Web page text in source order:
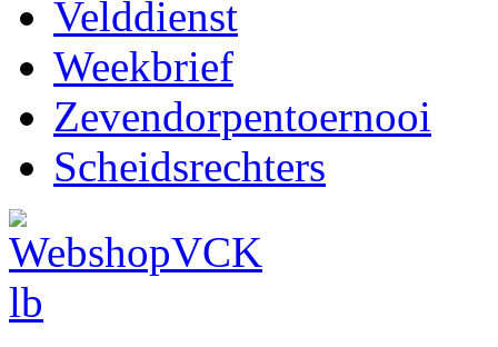
Velddienst
Weekbrief
Zevendorpentoernooi
Scheidsrechters